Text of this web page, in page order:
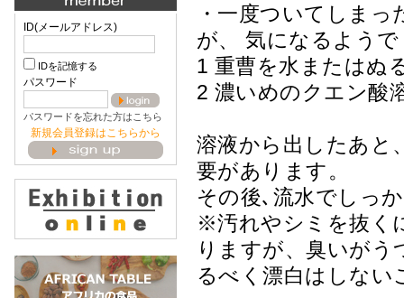
ID(メールアドレス)
IDを記憶する
パスワード
パスワードを忘れた方はこちら
新規会員登録はこちらから
・一度ついてしま
が、 気になるよう
1 重曹を水またはぬ
2 濃いめのクエン酸
溶液から出したあと
要があります。
その後､流水でしっ
※汚れやシミを抜く
りますが、臭いが
るべく漂白はしない